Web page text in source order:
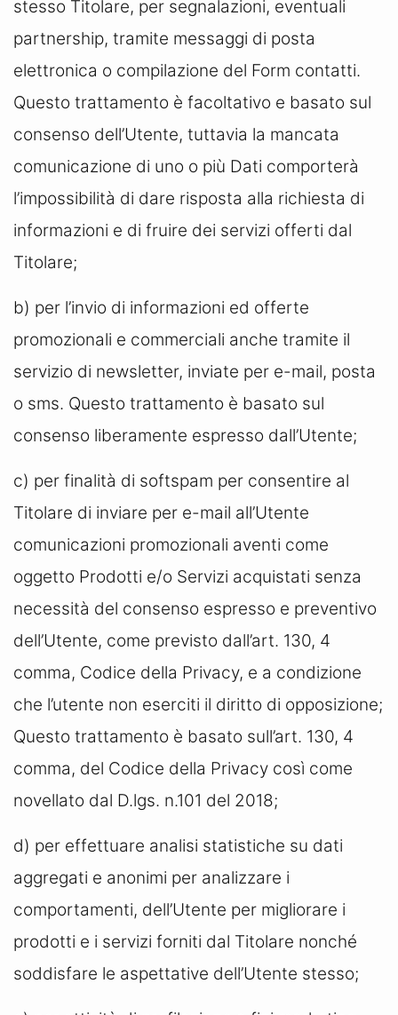
stesso Titolare, per segnalazioni, eventuali
partnership, tramite messaggi di posta
elettronica o compilazione del Form contatti.
Questo trattamento è facoltativo e basato sul
consenso dell’Utente, tuttavia la mancata
comunicazione di uno o più Dati comporterà
l’impossibilità di dare risposta alla richiesta di
informazioni e di fruire dei servizi offerti dal
Titolare;
b) per l’invio di informazioni ed offerte
promozionali e commerciali anche tramite il
servizio di newsletter, inviate per e-mail, posta
o sms. Questo trattamento è basato sul
consenso liberamente espresso dall’Utente;
c) per finalità di softspam per consentire al
Titolare di inviare per e-mail all’Utente
comunicazioni promozionali aventi come
oggetto Prodotti e/o Servizi acquistati senza
necessità del consenso espresso e preventivo
dell’Utente, come previsto dall’art. 130, 4
comma, Codice della Privacy, e a condizione
che l’utente non eserciti il diritto di opposizione;
Questo trattamento è basato sull’art. 130, 4
comma, del Codice della Privacy così come
novellato dal D.lgs. n.101 del 2018;
d) per effettuare analisi statistiche su dati
aggregati e anonimi per analizzare i
comportamenti, dell’Utente per migliorare i
prodotti e i servizi forniti dal Titolare nonché
soddisfare le aspettative dell’Utente stesso;